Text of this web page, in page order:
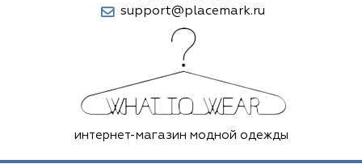
support@placemark.ru
интернет-магазин модной одежды